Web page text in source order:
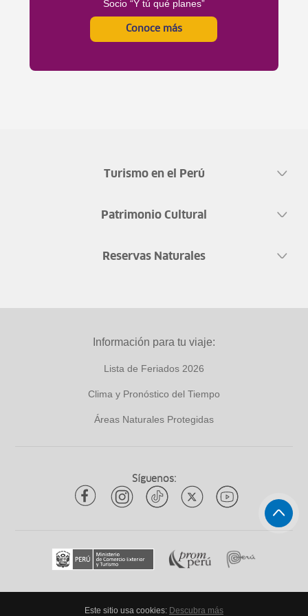
Socio “Y tú qué planes”
Conoce más
Turismo en el Perú
Patrimonio Cultural
Reservas Naturales
Información para tu viaje:
Lista de Feriados 2026
Clima y Pronóstico del Tiempo
Áreas Naturales Protegidas
Síguenos:
Este sitio usa cookies: Descubra más